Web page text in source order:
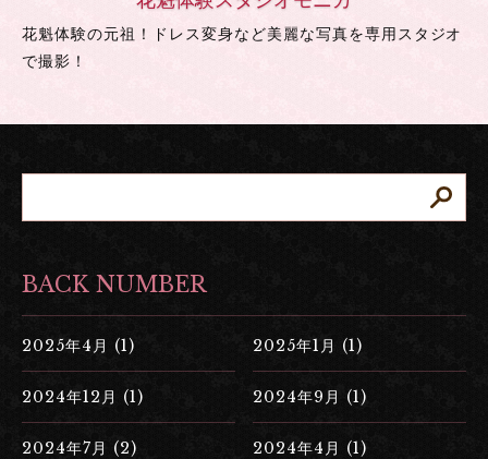
花魁体験の元祖！ドレス変身など美麗な写真を専用スタジオ
で撮影！
BACK NUMBER
2025年4月 (1) 2025年1月 (1)
2024年12月 (1) 2024年9月 (1)
2024年7月 (2) 2024年4月 (1)